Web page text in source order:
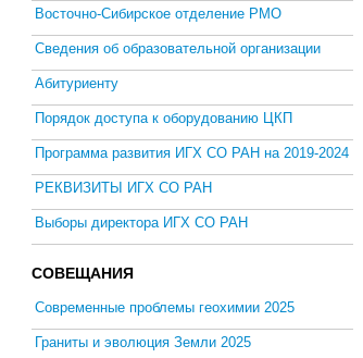
Восточно-Сибирское отделение РМО
Сведения об образовательной организации
Абитуриенту
Порядок доступа к оборудованию ЦКП
Программа развития ИГХ СО РАН на 2019-2024
РЕКВИЗИТЫ ИГХ СО РАН
Выборы директора ИГХ СО РАН
СОВЕЩАНИЯ
Современные проблемы геохимии 2025
Граниты и эволюция Земли 2025